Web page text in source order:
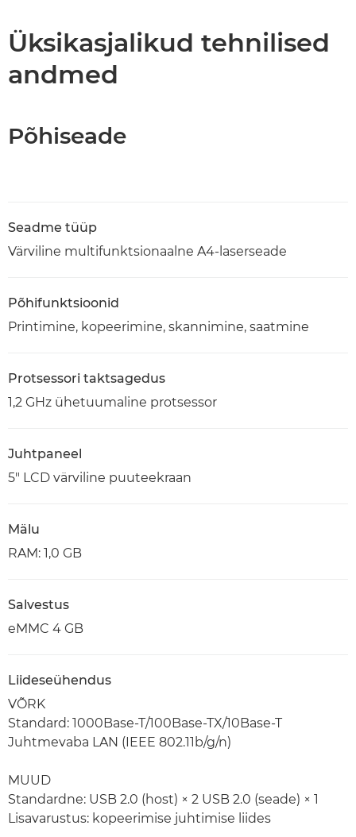
PDF-i allalaadimine
Üksikasjalikud tehnilised
andmed
Põhiseade
Seadme tüüp
Värviline multifunktsionaalne A4-laserseade
Põhifunktsioonid
Printimine, kopeerimine, skannimine, saatmine
Protsessori taktsagedus
1,2 GHz ühetuumaline protsessor
Juhtpaneel
5" LCD värviline puuteekraan
Mälu
RAM: 1,0 GB
Salvestus
eMMC 4 GB
Liideseühendus
VÕRK
Standard: 1000Base-T/100Base-TX/10Base-T
Juhtmevaba LAN (IEEE 802.11b/g/n)
MUUD
Standardne: USB 2.0 (host) × 2 USB 2.0 (seade) × 1
Lisavarustus: kopeerimise juhtimise liides